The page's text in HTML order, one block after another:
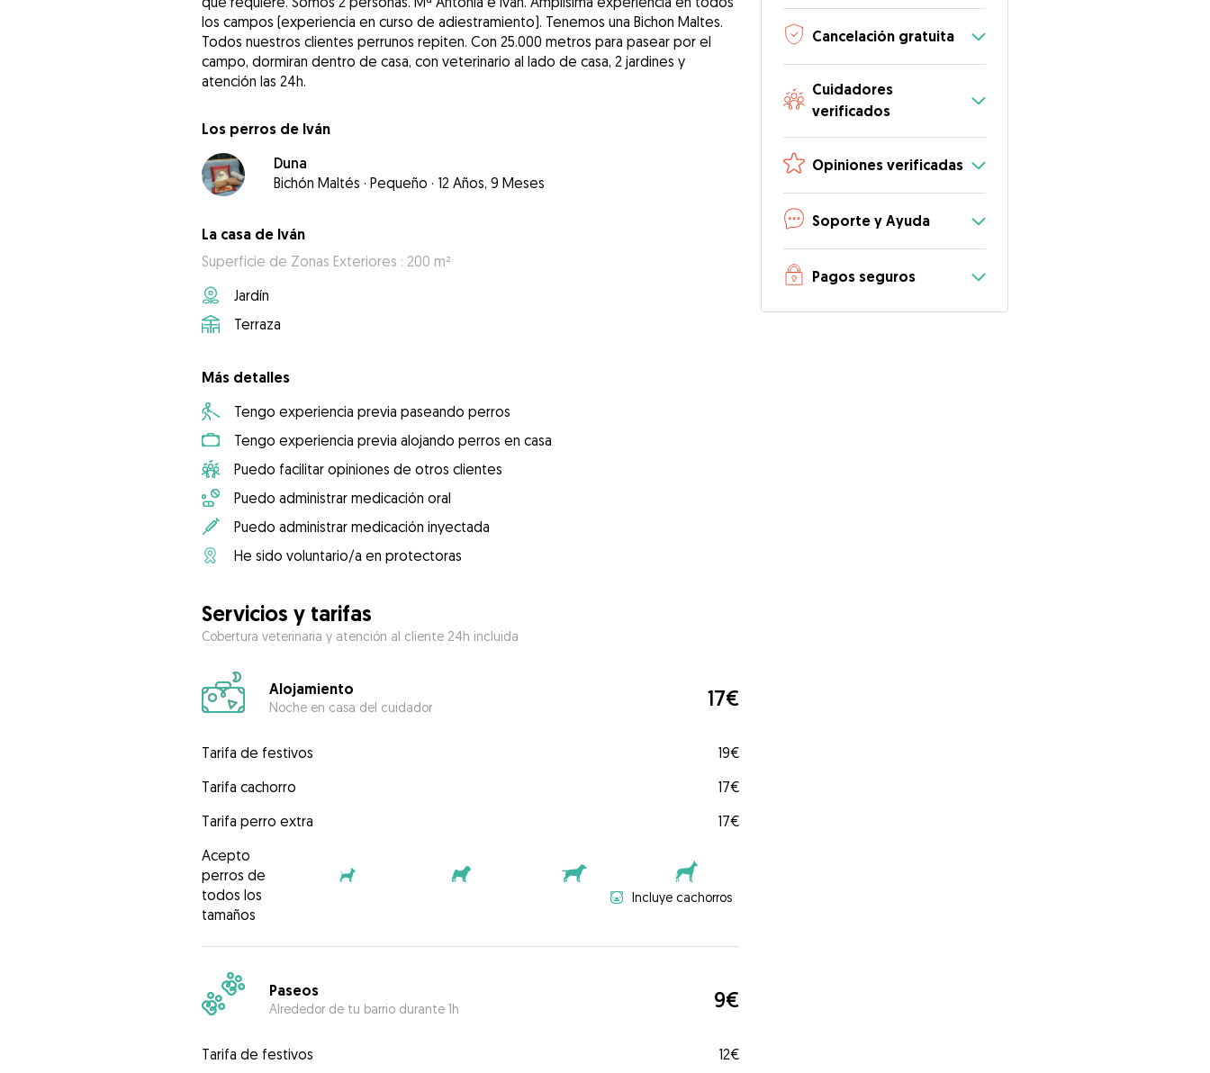
los campos (experiencia en curso de adiestramiento). Tenemos una Bichon Maltes.
Todos nuestros clientes perrunos repiten. Con 25.000 metros para pasear por el
campo, dormiran dentro de casa, con veterinario al lado de casa, 2 jardines y
atención las 24h.
Los perros de Iván
Duna
Bichón Maltés · Pequeño · 12 Años, 9 Meses
La casa de Iván
Superficie de Zonas Exteriores : 200 m²
Jardín
Terraza
Más detalles
Tengo experiencia previa paseando perros
Tengo experiencia previa alojando perros en casa
Puedo facilitar opiniones de otros clientes
Puedo administrar medicación oral
Puedo administrar medicación inyectada
He sido voluntario/a en protectoras
Servicios y tarifas
Cobertura veterinaria y atención al cliente 24h incluida
Alojamiento
Noche en casa del cuidador 17€
Tarifa de festivos
19€
Tarifa cachorro
17€
Tarifa perro extra
17€
Acepto
perros de
todos los
tamaños
Incluye cachorros
Paseos
Alrededor de tu barrio durante 1h 9€
Tarifa de festivos
12€
Cancelación gratuita
Cuidadores
verificados
Opiniones verificadas
Soporte y Ayuda
Pagos seguros